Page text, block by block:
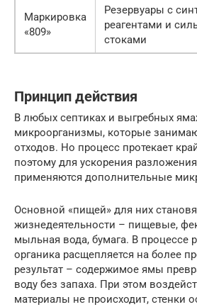
Маркировка
«809»
Резервуары с
реагентами и
стоками
Принцип действия
В любых септиках и выгребных
микроорганизмы, которые
отходов. Но процесс протекает
поэтому для ускорения
применяются дополнительные
Основной «пищей» для них
жизнедеятельности – пищевые,
мыльная вода, бумага. В процессе
органика расщепляется на более
результат – содержимое ямы
воду без запаха. При этом
материалы не происходит, стенки